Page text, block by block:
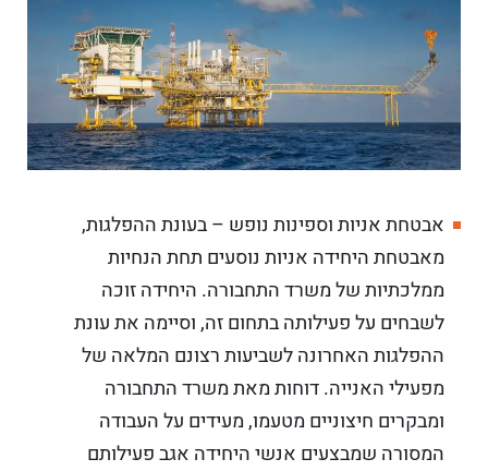
אבטחת אניות וספינות נופש – בעונת ההפלגות,
מאבטחת היחידה אניות נוסעים תחת הנחיות
ממלכתיות של משרד התחבורה. היחידה זוכה
לשבחים על פעילותה בתחום זה, וסיימה את עונת
ההפלגות האחרונה לשביעות רצונם המלאה של
מפעילי האנייה. דוחות מאת משרד התחבורה
ומבקרים חיצוניים מטעמו, מעידים על העבודה
המסורה שמבצעים אנשי היחידה אגב פעילותם